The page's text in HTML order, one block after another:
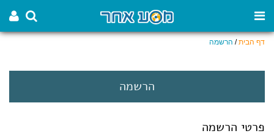
דף הבית/ הרשמה
הרשמה
פרטי הרשמה